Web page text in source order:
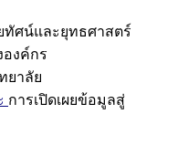
ทัศน์และยุทธศาสตร์
องค์กร
ยาลัย
การเปิดเผยข้อมูลสู่